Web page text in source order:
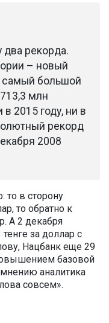
два рекорда.
– новый
самый большой
млн
2015 году, ни в
рекорд
2008
то в сторону
то обратно к
А 2 декабря
за доллар с
Нацбанк еще 29
базовой
мнению аналитика
совсем».